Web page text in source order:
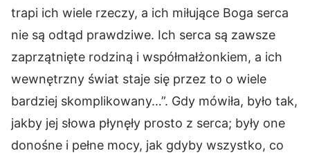
trapi ich wiele rzeczy, a ich miłujące Boga serca
nie są odtąd prawdziwe. Ich serca są zawsze
zaprzątnięte rodziną i współmałżonkiem, a ich
wewnętrzny świat staje się przez to o wiele
bardziej skomplikowany…”. Gdy mówiła, było tak,
jakby jej słowa płynęły prosto z serca; były one
donośne i pełne mocy, jak gdyby wszystko, co